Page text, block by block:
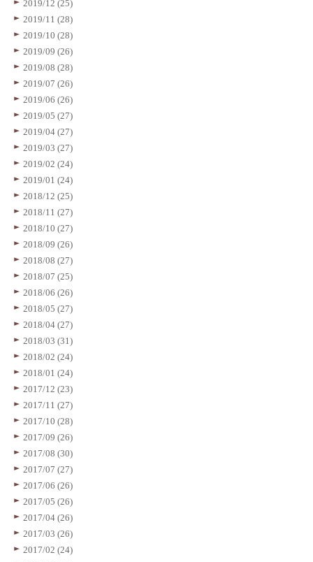
2019/12 (25)
2019/11 (28)
2019/10 (28)
2019/09 (26)
2019/08 (28)
2019/07 (26)
2019/06 (26)
2019/05 (27)
2019/04 (27)
2019/03 (27)
2019/02 (24)
2019/01 (24)
2018/12 (25)
2018/11 (27)
2018/10 (27)
2018/09 (26)
2018/08 (27)
2018/07 (25)
2018/06 (26)
2018/05 (27)
2018/04 (27)
2018/03 (31)
2018/02 (24)
2018/01 (24)
2017/12 (23)
2017/11 (27)
2017/10 (28)
2017/09 (26)
2017/08 (30)
2017/07 (27)
2017/06 (26)
2017/05 (26)
2017/04 (26)
2017/03 (26)
2017/02 (24)